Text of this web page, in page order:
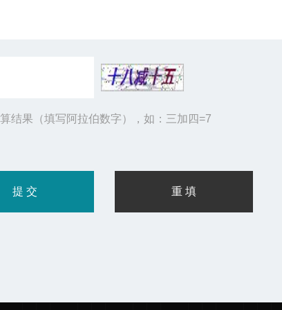
结果（填写阿拉伯数字），如：三加四=7